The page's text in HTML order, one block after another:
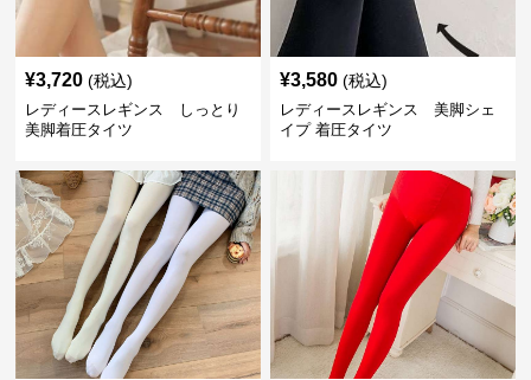
¥3,720 (税込)
レディースレギンス しっとり
美脚着圧タイツ
¥3,580 (税込)
レディースレギンス 美脚シェ
イプ 着圧タイツ